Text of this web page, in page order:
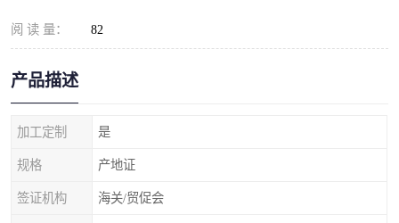
阅 读 量： 82
产品描述
加工定制 是
规格 产地证
签证机构 海关/贸促会